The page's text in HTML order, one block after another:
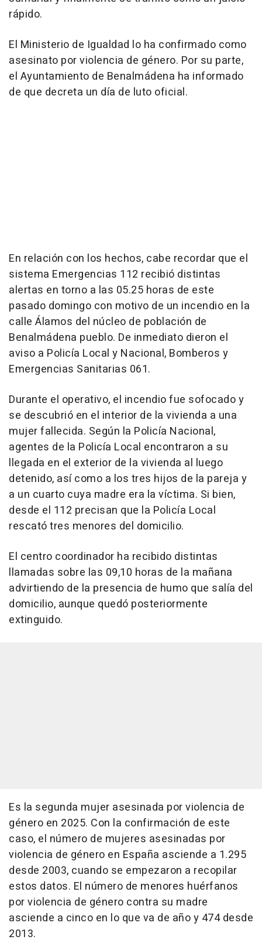
rápido.
El Ministerio de Igualdad lo ha confirmado como
asesinato por violencia de género. Por su parte,
el Ayuntamiento de Benalmádena ha informado
de que decreta un día de luto oficial.
En relación con los hechos, cabe recordar que el
sistema Emergencias 112 recibió distintas
alertas en torno a las 05.25 horas de este
pasado domingo con motivo de un incendio en la
calle Álamos del núcleo de población de
Benalmádena pueblo. De inmediato dieron el
aviso a Policía Local y Nacional, Bomberos y
Emergencias Sanitarias 061.
Durante el operativo, el incendio fue sofocado y
se descubrió en el interior de la vivienda a una
mujer fallecida. Según la Policía Nacional,
agentes de la Policía Local encontraron a su
llegada en el exterior de la vivienda al luego
detenido, así como a los tres hijos de la pareja y
a un cuarto cuya madre era la víctima. Si bien,
desde el 112 precisan que la Policía Local
rescató tres menores del domicilio.
El centro coordinador ha recibido distintas
llamadas sobre las 09,10 horas de la mañana
advirtiendo de la presencia de humo que salía del
domicilio, aunque quedó posteriormente
extinguido.
Es la segunda mujer asesinada por violencia de
género en 2025. Con la confirmación de este
caso, el número de mujeres asesinadas por
violencia de género en España asciende a 1.295
desde 2003, cuando se empezaron a recopilar
estos datos. El número de menores huérfanos
por violencia de género contra su madre
asciende a cinco en lo que va de año y 474 desde
2013.